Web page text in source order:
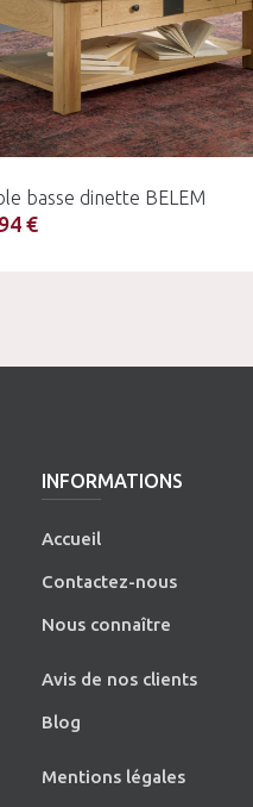
basse dinette BELEM
€
INFORMATIONS
Accueil
Contactez-nous
Nous connaître
Avis de nos clients
Blog
Mentions légales